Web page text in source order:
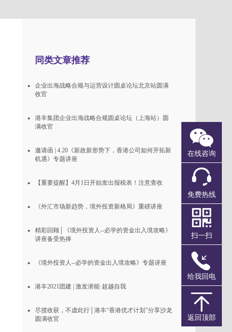
同类文章推荐
企业出海战略合规与运营设计圆桌论坛北京站圆满
收官
港丰集团企业出海战略合规圆桌论坛（上海站）圆
满收官
邀请函 | 4.20《新政新形势下，香港公司如何开拓新
机遇》专题讲座
【重要提醒】4月1日开始发出报税表！注意查收
《外汇市场新趋势，境外投资新格局》重磅讲座
精彩回顾│《境外投资人--必学的资金出入境攻略》
讲座备受热捧
《境外投资人--必学的资金出入境攻略》专题讲座
港丰2021团建 | 激发潜能·超越自我
尽揽收获，不虚此行│港丰“香港优才计划”分享沙龙
圆满收官
在线咨询
免费热线
扫一扫
给我回电
返回顶部